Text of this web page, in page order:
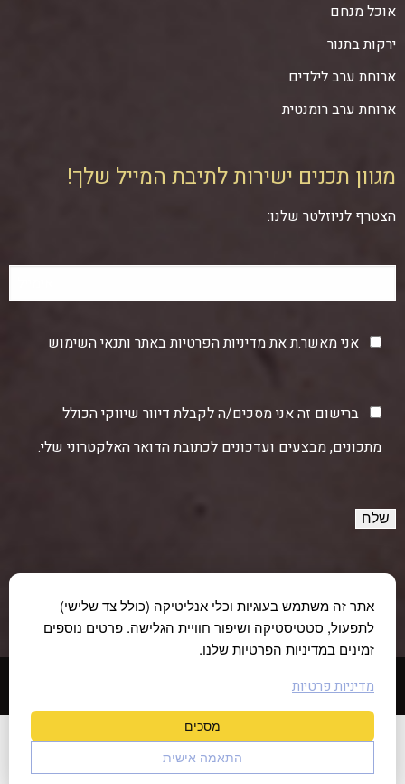
אוכל מנחם
ירקות בתנור
ארוחת ערב לילדים
ארוחת ערב רומנטית
מגוון תכנים ישירות לתיבת המייל שלך!
הצטרף לניוזלטר שלנו:
אני מאשר.ת אתמדיניות הפרטיותבאתר ותנאי השימוש
ברישום זה אני מסכים/ה לקבלת דיוור שיווקי הכולל
מתכונים, מבצעים ועדכונים לכתובת הדואר האלקטרוני שלי.
אתר זה משתמש בעוגיות וכלי אנליטיקה (כולל צד שלישי)
לתפעול, סטטיסטיקה ושיפור חוויית הגלישה. פרטים נוספים
זמינים במדיניות הפרטיות שלנו.
מדיניות פרטיות
מסכים
התאמה אישית